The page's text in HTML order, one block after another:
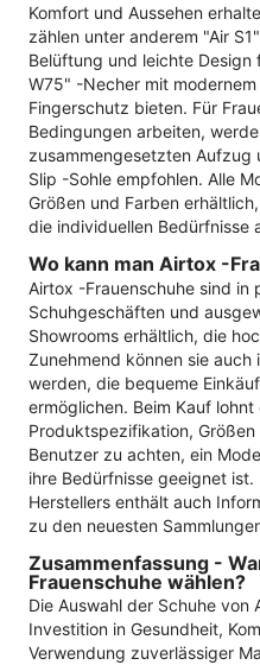
Komfort und Aussehen
zählen unter anderem "Air
Belüftung und leichte Design
W75" -Necher mit
Fingerschutz bieten. Für
Bedingungen arbeiten,
zusammengesetzten
Slip -Sohle empfohlen. Alle
Größen und Farben
die individuellen Bedürfnisse
Wo kann man Airtox -
Airtox -Frauenschuhe sind in
Schuhgeschäften und
Showrooms erhältlich, die
Zunehmend können sie
werden, die bequeme
ermöglichen. Beim Kauf
Produktspezifikation,
Benutzer zu achten, ein
ihre Bedürfnisse geeignet
Herstellers enthält auch
zu den neuesten
Zusammenfassung -
Frauenschuhe wählen?
Die Auswahl der Schuhe von
Investition in Gesundheit,
Verwendung zuverlässiger